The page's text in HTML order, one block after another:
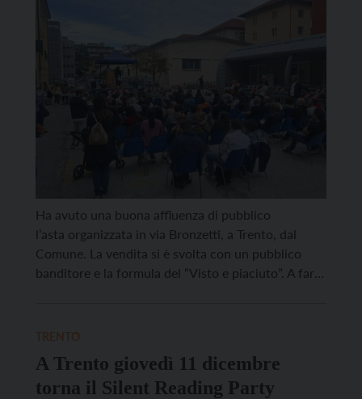
Ha avuto una buona affluenza di pubblico
l’asta organizzata in via Bronzetti, a Trento, dal
Comune. La vendita si è svolta con un pubblico
banditore e la formula del “Visto e piaciuto”. A farla
A Trento giovedì 11 dicembre
torna il Silent Reading Party